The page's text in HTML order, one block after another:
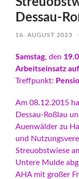
Dessau-
16. AUGUST 2023 /
Samstag, den
Arbeitseinsatz
Treffpunkt:
Am 08.12.2015
Dessau-Roßlau
Auenwälder zu
und
Streuobstwiese
Untere Mulde
AHA mit großer